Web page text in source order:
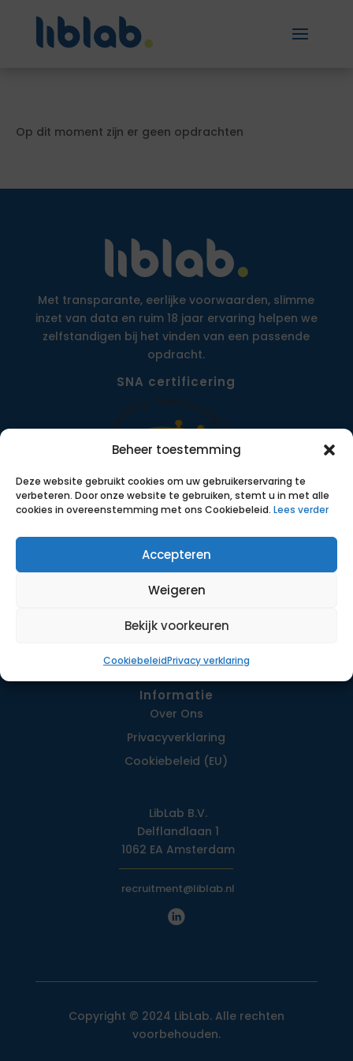
Beheer toestemming
Deze website gebruikt cookies om uw gebruikerservaring te
verbeteren. Door onze website te gebruiken, stemt u in met alle
cookies in overeenstemming met ons Cookiebeleid. Lees verder
Accepteren
Weigeren
Bekijk voorkeuren
CookiebeleidPrivacy verklaring
Op dit moment zijn er geen opdrachten
Met transparante, eerlijke voorwaarden, slimme
inzet van data en ruim 18 jaar ervaring helpen we
zelfstandigen bij het vinden van een passende
opdracht.
SNA certificering
Menu
Opdrachten
Werkwijze
Detachering
Informatie
Over Ons
Privacy­verklaring
Cookiebeleid (EU)
LibLab B.V.
Delflandlaan 1
1062 EA Amsterdam
recruitment@liblab.nl
Copyright © 2024 LibLab. Alle rechten
voorbehouden.